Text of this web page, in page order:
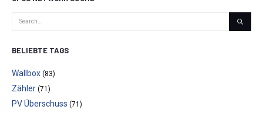
BELIEBTE TAGS
Wallbox (83)
Zähler (71)
PV Überschuss (71)